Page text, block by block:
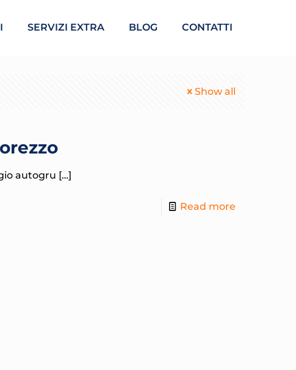
SERVIZI EXTRA BLOG CONTATTI
Show all
autogru […]
Read more